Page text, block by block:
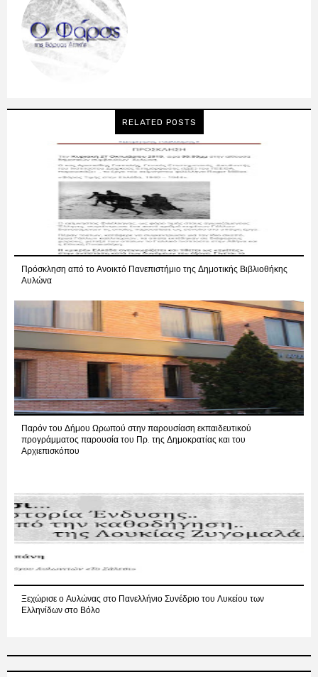
RELATED POSTS
Πρόσκληση από το Ανοικτό Πανεπιστήμιο της Δημοτικής Βιβλιοθήκης
Αυλώνα
Παρόν του Δήμου Ωρωπού στην παρουσίαση εκπαιδευτικού
προγράμματος παρουσία του Πρ. της Δημοκρατίας και του
Αρχιεπισκόπου
Ξεχώρισε ο Αυλώνας στο Πανελλήνιο Συνέδριο του Λυκείου των
Ελληνίδων στο Βόλο